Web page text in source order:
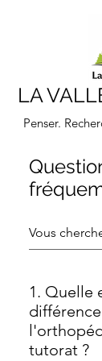
LA
Penser.
1. Quelle
tutorat ?